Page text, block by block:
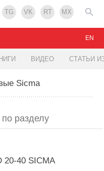
TG VK RT MX
ВИДЕО СТАТЬИ
EN
Sicma
20-40 SICMA